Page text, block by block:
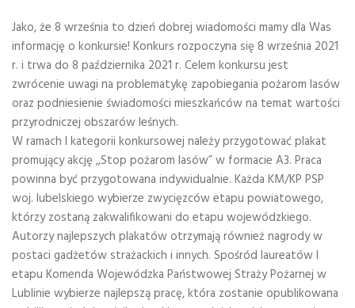
Jako, że 8 września to dzień dobrej wiadomości mamy dla Was
informację o konkursie! Konkurs rozpoczyna się 8 września 2021
r. i trwa do 8 października 2021 r. Celem konkursu jest
zwrócenie uwagi na problematykę zapobiegania pożarom lasów
oraz podniesienie świadomości mieszkańców na temat wartości
przyrodniczej obszarów leśnych.
W ramach I kategorii konkursowej należy przygotować plakat
promujący akcję ,,Stop pożarom lasów” w formacie A3. Praca
powinna być przygotowana indywidualnie. Każda KM/KP PSP
woj. lubelskiego wybierze zwycięzców etapu powiatowego,
którzy zostaną zakwalifikowani do etapu wojewódzkiego.
Autorzy najlepszych plakatów otrzymają również nagrody w
postaci gadżetów strażackich i innych. Spośród laureatów I
etapu Komenda Wojewódzka Państwowej Straży Pożarnej w
Lublinie wybierze najlepszą pracę, która zostanie opublikowana